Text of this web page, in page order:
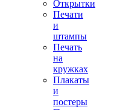
Открытки
Печати
и
штампы
Печать
на
кружках
Плакаты
и
постеры